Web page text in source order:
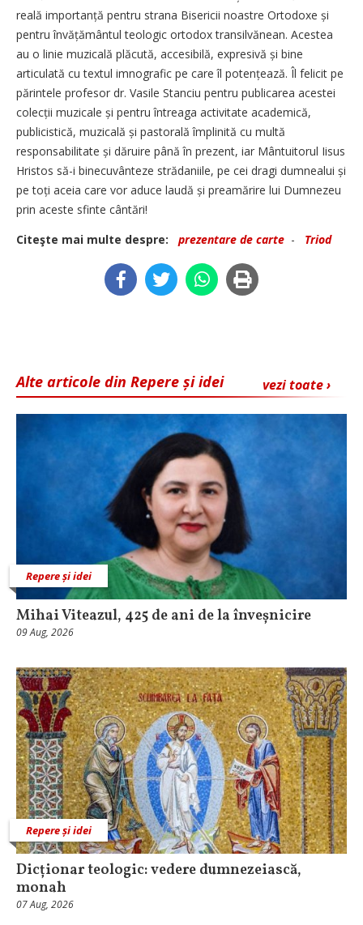
reală importanță pentru strana Bisericii noastre Ortodoxe și
pentru învățământul teologic ortodox transilvănean. Acestea
au o linie muzicală plăcută, accesibilă, expresivă și bine
articulată cu textul imnografic pe care îl potențează. Îl felicit pe
părintele profesor dr. Vasile Stanciu pentru publicarea acestei
colecții muzicale și pentru întreaga activitate academică,
publicistică, muzicală și pastorală împlinită cu multă
responsabilitate și dăruire până în prezent, iar Mântuitorul Iisus
Hristos să-i binecuvânteze strădaniile, pe cei dragi dumnealui și
pe toți aceia care vor aduce laudă și preamărire lui Dumnezeu
prin aceste sfinte cântări!
Citeşte mai multe despre:
prezentare de carte - Triod
vezi toate ›
Alte articole din Repere și idei
Repere și idei
Mihai Viteazul, 425 de ani de la înveșnicire
09 Aug, 2026
Repere și idei
Dicționar teologic: vedere dumnezeiască,
monah
07 Aug, 2026